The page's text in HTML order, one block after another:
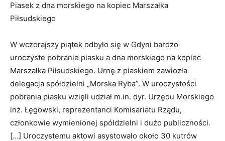
Piasek z dna morskiego na kopiec Marszałka
Piłsudskiego
W wczorajszy piątek odbyło się w Gdyni bardzo
uroczyste pobranie piasku a dna morskiego na kopiec
Marszałka Piłsudskiego. Urnę z piaskiem zawiozła
delegacja spółdzielni „Morska Ryba”. W uroczystości
pobrania piasku wzięli udział m.in. dyr. Urzędu Morskiego
inż. Łęgowski, reprezentanci Komisariatu Rządu,
członkowie wymienionej spółdzielni i dużo publiczności.
[…] Uroczystemu aktowi asystowało około 30 kutrów